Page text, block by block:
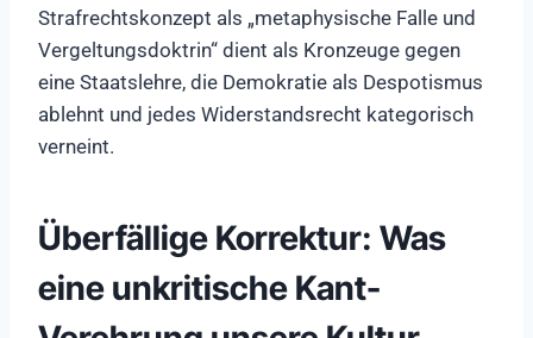
Strafrechtskonzept als „metaphysische Falle und
Vergeltungsdoktrin“ dient als Kronzeuge gegen
eine Staatslehre, die Demokratie als Despotismus
ablehnt und jedes Widerstandsrecht kategorisch
verneint.
Überfällige Korrektur: Was
eine unkritische Kant-